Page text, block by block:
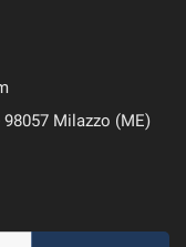
98057 Milazzo (ME)